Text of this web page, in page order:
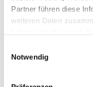
Partner führen diese
weiteren Daten
Notwendig
ohne vorherige
Der Inhalt